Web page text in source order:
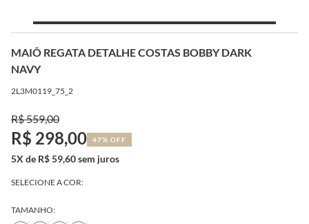
MAIÔ REGATA DETALHE COSTAS BOBBY DARK
NAVY
2L3M0119_75_2
R$ 559,00
R$ 298,00 47% OFF
5X de R$ 59,60 sem juros
SELECIONE A COR:
TAMANHO: